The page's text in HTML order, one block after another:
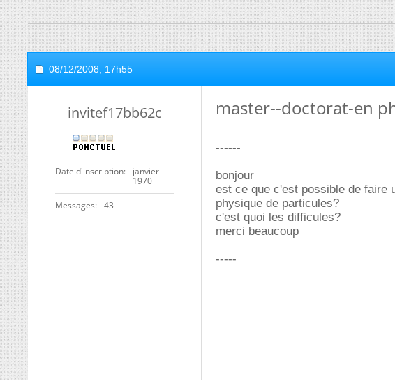
08/12/2008, 17h55
invitef17bb62c
Date d'inscription
janvier
1970
Messages 43
master--doctorat-en
------
bonjour
est ce que c'est possible de faire
physique de particules?
c'est quoi les difficules?
merci beaucoup
-----